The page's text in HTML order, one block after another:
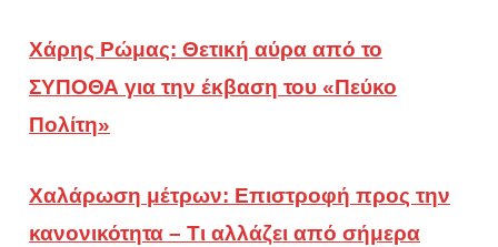
Χάρης Ρώμας: Θετική αύρα από το
ΣΥΠΟΘΑ για την έκβαση του «Πεύκο
Πολίτη»
Χαλάρωση μέτρων: Επιστροφή προς την
κανονικότητα – Τι αλλάζει από σήμερα